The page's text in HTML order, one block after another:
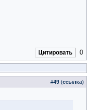
Цитировать 0
#49 (ссылка)